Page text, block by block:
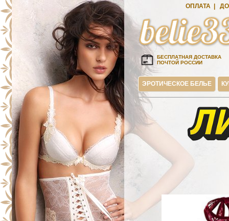
ОПЛАТА
БЕСПЛАТНАЯ ДОСТАВКА
ПОЧТОЙ РОССИИ
ЭРОТИЧЕСКОЕ БЕЛЬЕ